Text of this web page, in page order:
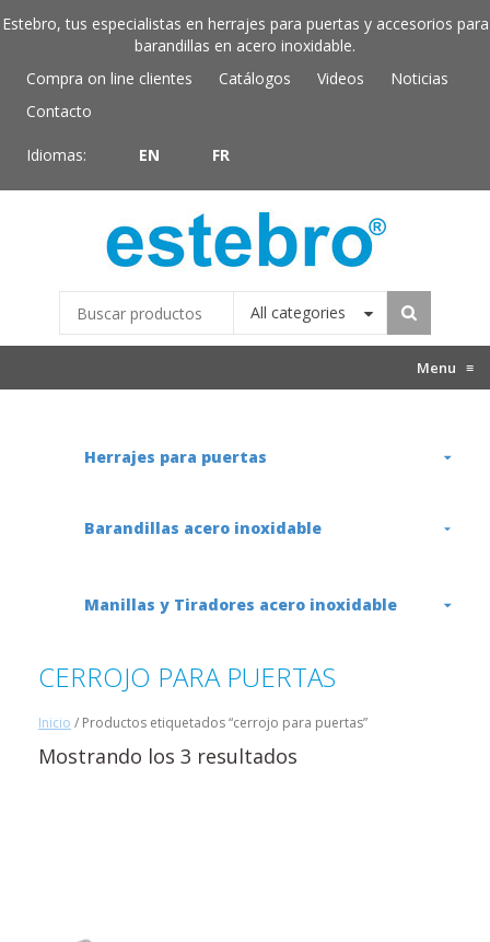
Estebro, tus especialistas en herrajes para puertas y accesorios para
barandillas en acero inoxidable.
Compra on line clientes
Catálogos Videos
Noticias
Contacto
Idiomas: EN FR
All categories
Menu ≡
Herrajes para puertas
Barandillas acero inoxidable
Manillas y Tiradores acero inoxidable
CERROJO PARA PUERTAS
Inicio / Productos etiquetados “cerrojo para puertas”
Mostrando los 3 resultados